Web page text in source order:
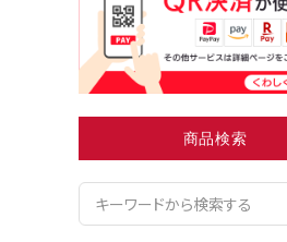
小型犬にオススメ
商品検索